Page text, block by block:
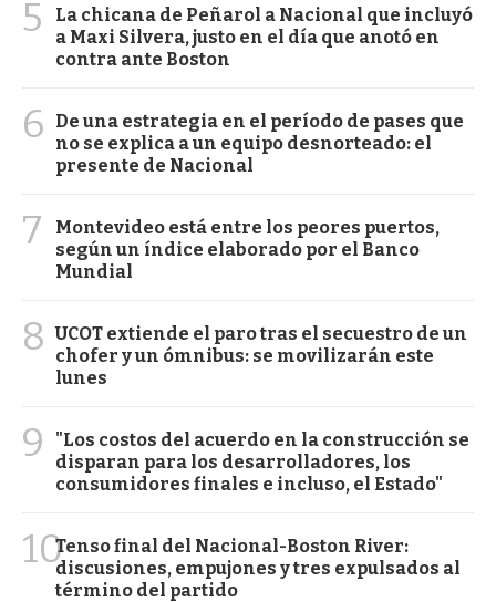
5
La chicana de Peñarol a Nacional que incluyó
a Maxi Silvera, justo en el día que anotó en
contra ante Boston
6
De una estrategia en el período de pases que
no se explica a un equipo desnorteado: el
presente de Nacional
7
Montevideo está entre los peores puertos,
según un índice elaborado por el Banco
Mundial
8 UCOT extiende el paro tras el secuestro de un
chofer y un ómnibus: se movilizarán este
lunes
9
"Los costos del acuerdo en la construcción se
disparan para los desarrolladores, los
consumidores finales e incluso, el Estado"
10Tenso final del Nacional-Boston River:
discusiones, empujones y tres expulsados al
término del partido